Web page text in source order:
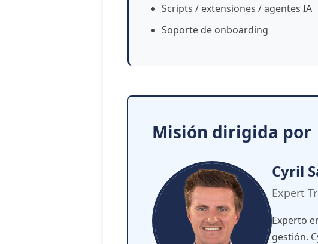
Scripts / extensiones / agentes IA
Soporte de onboarding
Misión dirigida por
Cyril
Expert
Experto
gestión.